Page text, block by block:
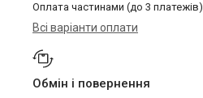
Оплата частинами (до 3 платежів)
Всі варіанти оплати
Обмін і повернення